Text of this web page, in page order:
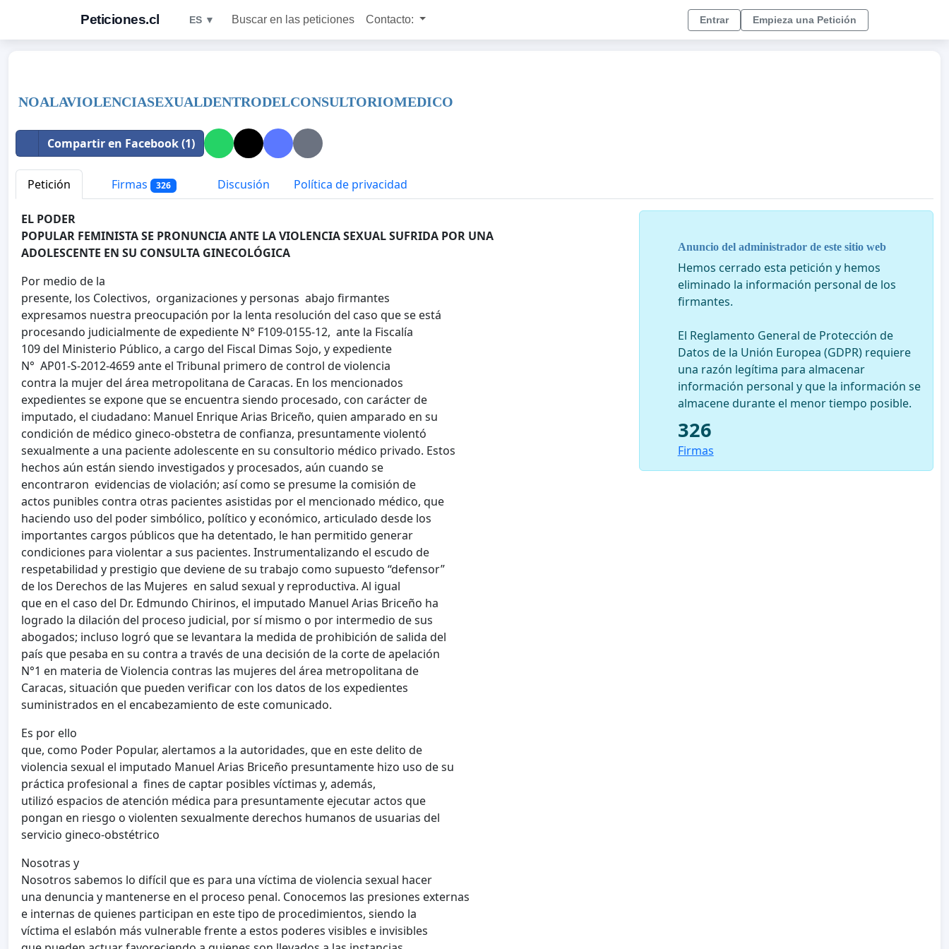
Peticiones.cl ES ▼ Buscar en las peticiones Contacto: Entrar Empieza una Petición
NOALAVIOLENCIASEXUALDENTRODELCONSULTORIOMEDICO
Compartir en Facebook (1)
Petición Firmas 326 Discusión Política de privacidad
EL PODER
POPULAR FEMINISTA SE PRONUNCIA ANTE LA VIOLENCIA SEXUAL SUFRIDA POR UNA
ADOLESCENTE EN SU CONSULTA GINECOLÓGICA
Por medio de la
presente, los Colectivos, organizaciones y personas abajo firmantes
expresamos nuestra preocupación por la lenta resolución del caso que se está
procesando judicialmente de expediente N° F109-0155-12, ante la Fiscalía
109 del Ministerio Público, a cargo del Fiscal Dimas Sojo, y expediente
N° AP01-S-2012-4659 ante el Tribunal primero de control de violencia
contra la mujer del área metropolitana de Caracas. En los mencionados
expedientes se expone que se encuentra siendo procesado, con carácter de
imputado, el ciudadano: Manuel Enrique Arias Briceño, quien amparado en su
condición de médico gineco-obstetra de confianza, presuntamente violentó
sexualmente a una paciente adolescente en su consultorio médico privado. Estos
hechos aún están siendo investigados y procesados, aún cuando se
encontraron evidencias de violación; así como se presume la comisión de
actos punibles contra otras pacientes asistidas por el mencionado médico, que
haciendo uso del poder simbólico, político y económico, articulado desde los
importantes cargos públicos que ha detentado, le han permitido generar
condiciones para violentar a sus pacientes. Instrumentalizando el escudo de
respetabilidad y prestigio que deviene de su trabajo como supuesto “defensor”
de los Derechos de las Mujeres en salud sexual y reproductiva. Al igual
que en el caso del Dr. Edmundo Chirinos, el imputado Manuel Arias Briceño ha
logrado la dilación del proceso judicial, por sí mismo o por intermedio de sus
abogados; incluso logró que se levantara la medida de prohibición de salida del
país que pesaba en su contra a través de una decisión de la corte de apelación
N°1 en materia de Violencia contras las mujeres del área metropolitana de
Caracas, situación que pueden verificar con los datos de los expedientes
suministrados en el encabezamiento de este comunicado.
Es por ello
que, como Poder Popular, alertamos a la autoridades, que en este delito de
violencia sexual el imputado Manuel Arias Briceño presuntamente hizo uso de su
práctica profesional a fines de captar posibles víctimas y, además,
utilizó espacios de atención médica para presuntamente ejecutar actos que
pongan en riesgo o violenten sexualmente derechos humanos de usuarias del
servicio gineco-obstétrico
Nosotras y
Nosotros sabemos lo difícil que es para una víctima de violencia sexual hacer
una denuncia y mantenerse en el proceso penal. Conocemos las presiones externas
e internas de quienes participan en este tipo de procedimientos, siendo la
víctima el eslabón más vulnerable frente a estos poderes visibles e invisibles
Anuncio del administrador de este sitio web
Hemos cerrado esta petición y hemos
eliminado la información personal de los
firmantes.
El Reglamento General de Protección de
Datos de la Unión Europea (GDPR) requiere
una razón legítima para almacenar
información personal y que la información se
almacene durante el menor tiempo posible.
326
Firmas